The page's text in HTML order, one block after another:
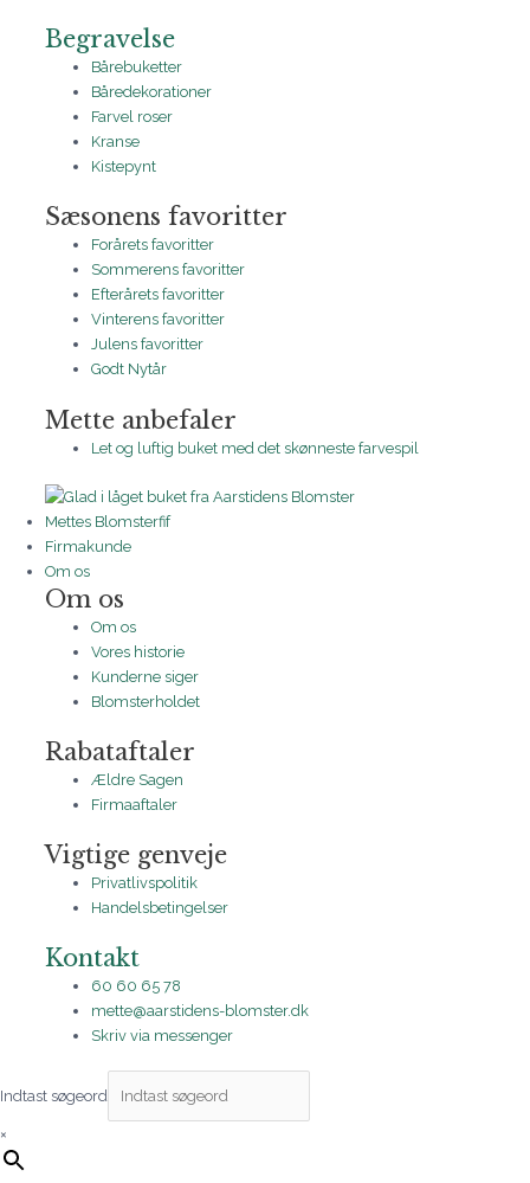
Begravelse
Bårebuketter
Båredekorationer
Farvel roser
Kranse
Kistepynt
Sæsonens favoritter
Forårets favoritter
Sommerens favoritter
Efterårets favoritter
Vinterens favoritter
Julens favoritter
Godt Nytår
Mette anbefaler
Let og luftig buket med det skønneste farvespil
Mettes Blomsterfif
Firmakunde
Om os
Om os
Om os
Vores historie
Kunderne siger
Blomsterholdet
Rabataftaler
Ældre Sagen
Firmaaftaler
Vigtige genveje
Privatlivspolitik
Handelsbetingelser
Kontakt
60 60 65 78
mette@aarstidens-blomster.dk
Skriv via messenger
Indtast søgeord
×